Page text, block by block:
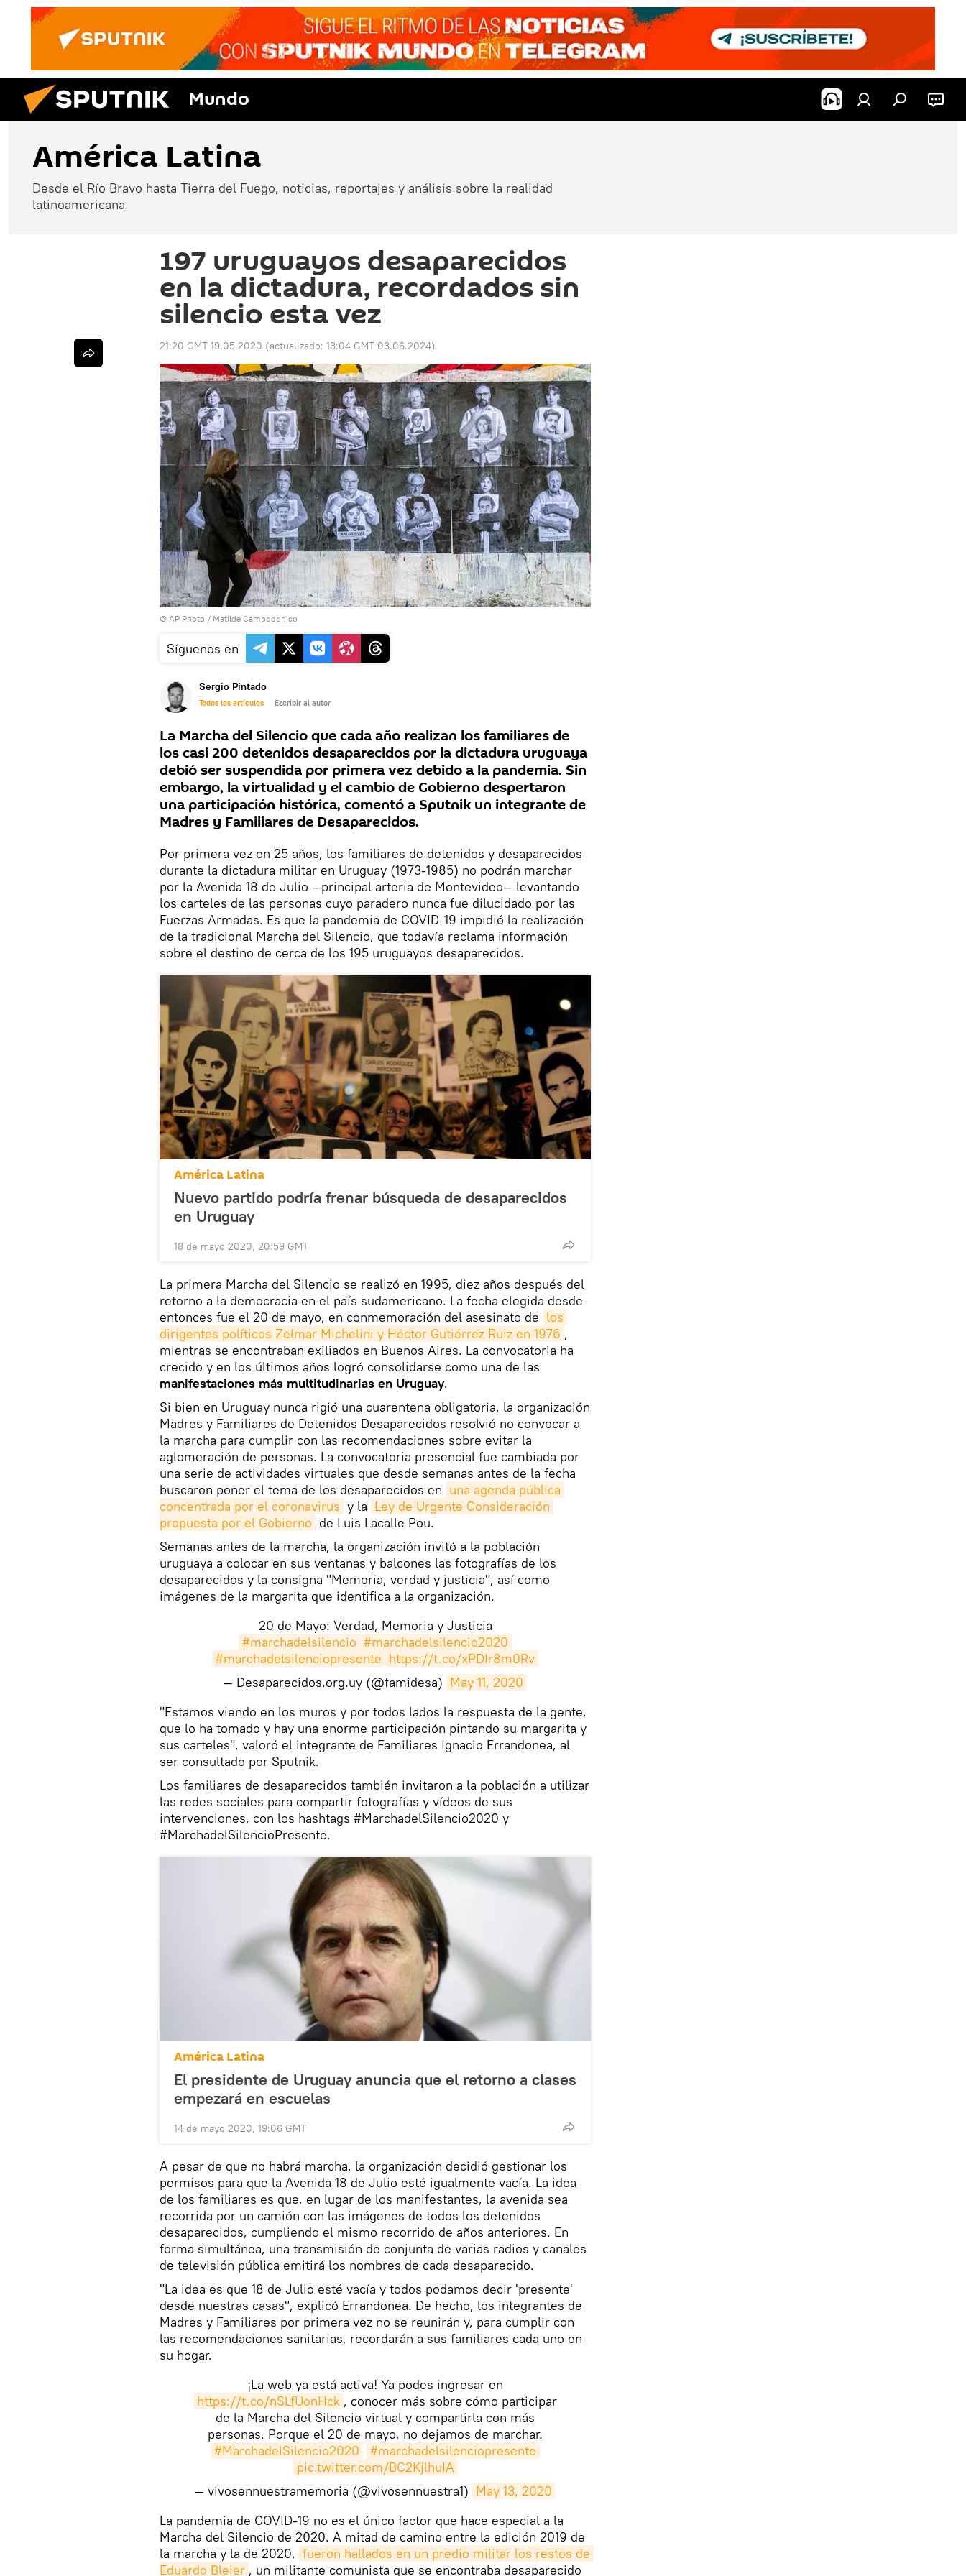
Mundo
América Latina
Desde el Río Bravo hasta Tierra del Fuego, noticias, reportajes y análisis sobre la realidad
latinoamericana
197 uruguayos desaparecidos
en la dictadura, recordados sin
silencio esta vez
21:20 GMT 19.05.2020 (actualizado: 13:04 GMT 03.06.2024)
© AP Photo / Matilde Campodonico
Síguenos en
Sergio Pintado
Todos los artículos Escribir al autor
La Marcha del Silencio que cada año realizan los familiares de
los casi 200 detenidos desaparecidos por la dictadura uruguaya
debió ser suspendida por primera vez debido a la pandemia. Sin
embargo, la virtualidad y el cambio de Gobierno despertaron
una participación histórica, comentó a Sputnik un integrante de
Madres y Familiares de Desaparecidos.
Por primera vez en 25 años, los familiares de detenidos y desaparecidos
durante la dictadura militar en Uruguay (1973-1985) no podrán marchar
por la Avenida 18 de Julio —principal arteria de Montevideo— levantando
los carteles de las personas cuyo paradero nunca fue dilucidado por las
Fuerzas Armadas. Es que la pandemia de COVID-19 impidió la realización
de la tradicional Marcha del Silencio, que todavía reclama información
sobre el destino de cerca de los 195 uruguayos desaparecidos.
América Latina
Nuevo partido podría frenar búsqueda de desaparecidos
en Uruguay
18 de mayo 2020, 20:59 GMT
La primera Marcha del Silencio se realizó en 1995, diez años después del
retorno a la democracia en el país sudamericano. La fecha elegida desde
entonces fue el 20 de mayo, en conmemoración del asesinato de los
dirigentes políticos Zelmar Michelini y Héctor Gutiérrez Ruiz en 1976 ,
mientras se encontraban exiliados en Buenos Aires. La convocatoria ha
crecido y en los últimos años logró consolidarse como una de las
manifestaciones más multitudinarias en Uruguay.
Si bien en Uruguay nunca rigió una cuarentena obligatoria, la organización
Madres y Familiares de Detenidos Desaparecidos resolvió no convocar a
la marcha para cumplir con las recomendaciones sobre evitar la
aglomeración de personas. La convocatoria presencial fue cambiada por
una serie de actividades virtuales que desde semanas antes de la fecha
buscaron poner el tema de los desaparecidos en una agenda pública
concentrada por el coronavirus y la Ley de Urgente Consideración
propuesta por el Gobierno de Luis Lacalle Pou.
Semanas antes de la marcha, la organización invitó a la población
uruguaya a colocar en sus ventanas y balcones las fotografías de los
desaparecidos y la consigna "Memoria, verdad y justicia", así como
imágenes de la margarita que identifica a la organización.
20 de Mayo: Verdad, Memoria y Justicia
#marchadelsilencio #marchadelsilencio2020
#marchadelsilenciopresente https://t.co/xPDIr8m0Rv
— Desaparecidos.org.uy (@famidesa) May 11, 2020
"Estamos viendo en los muros y por todos lados la respuesta de la gente,
que lo ha tomado y hay una enorme participación pintando su margarita y
sus carteles", valoró el integrante de Familiares Ignacio Errandonea, al
ser consultado por Sputnik.
Los familiares de desaparecidos también invitaron a la población a utilizar
las redes sociales para compartir fotografías y vídeos de sus
intervenciones, con los hashtags #MarchadelSilencio2020 y
#MarchadelSilencioPresente.
América Latina
El presidente de Uruguay anuncia que el retorno a clases
empezará en escuelas
14 de mayo 2020, 19:06 GMT
A pesar de que no habrá marcha, la organización decidió gestionar los
permisos para que la Avenida 18 de Julio esté igualmente vacía. La idea
de los familiares es que, en lugar de los manifestantes, la avenida sea
recorrida por un camión con las imágenes de todos los detenidos
desaparecidos, cumpliendo el mismo recorrido de años anteriores. En
forma simultánea, una transmisión de conjunta de varias radios y canales
de televisión pública emitirá los nombres de cada desaparecido.
"La idea es que 18 de Julio esté vacía y todos podamos decir 'presente'
desde nuestras casas", explicó Errandonea. De hecho, los integrantes de
Madres y Familiares por primera vez no se reunirán y, para cumplir con
las recomendaciones sanitarias, recordarán a sus familiares cada uno en
su hogar.
¡La web ya está activa! Ya podes ingresar en
https://t.co/nSLfUonHck , conocer más sobre cómo participar
de la Marcha del Silencio virtual y compartirla con más
personas. Porque el 20 de mayo, no dejamos de marchar.
#MarchadelSilencio2020
#marchadelsilenciopresente
pic.twitter.com/BC2KjlhuIA
— vivosennuestramemoria (@vivosennuestra1) May 13, 2020
La pandemia de COVID-19 no es el único factor que hace especial a la
Marcha del Silencio de 2020. A mitad de camino entre la edición 2019 de
la marcha y la de 2020, fueron hallados en un predio militar los restos de
Eduardo Bleier , un militante comunista que se encontraba desaparecido